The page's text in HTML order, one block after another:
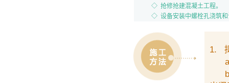
◇ 抢修抢建混凝土工程。
◇ 设备安装中螺栓孔浇筑和
1.
a)
b)